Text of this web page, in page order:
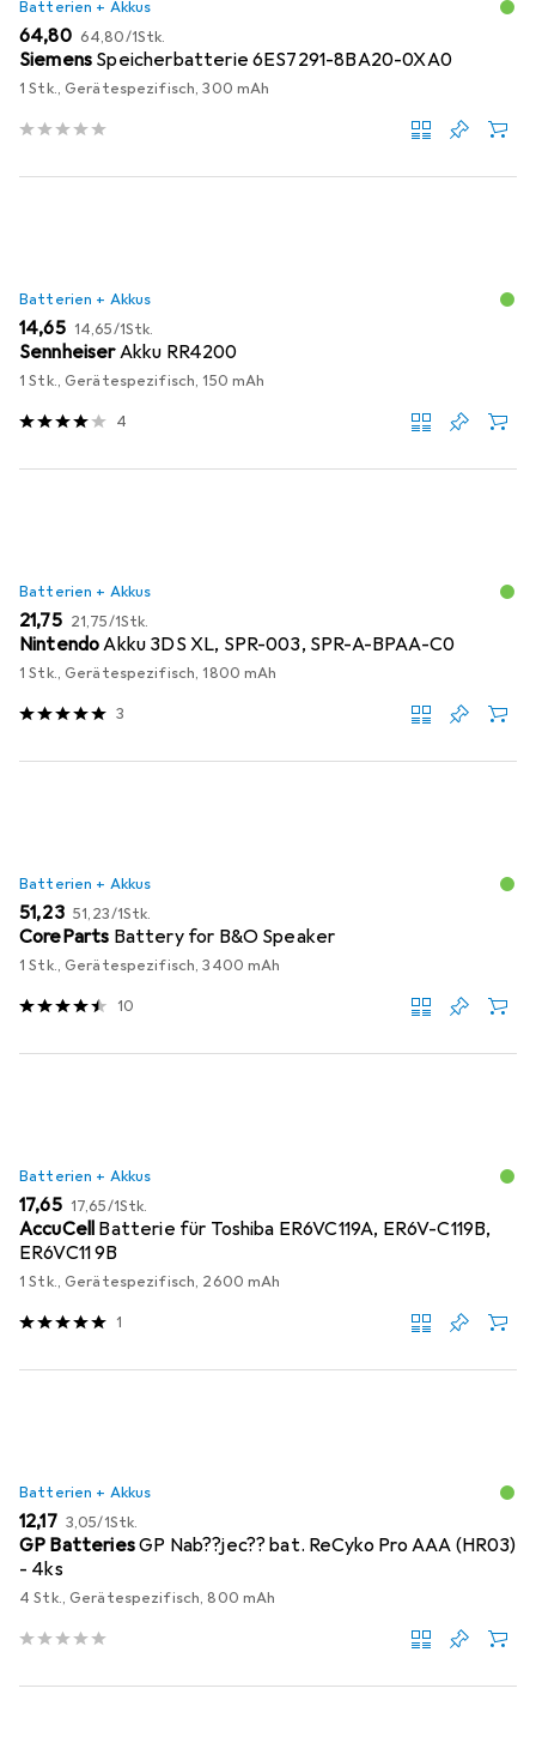
Batterien + Akkus
EUR
64,80 EUR
64,80/1Stk.
Siemens Speicherbatterie 6ES7291-8BA20-0XA0
1 Stk., Gerätespezifisch, 300 mAh
Batterien + Akkus
EUR
14,65 EUR
14,65/1Stk.
SennheiserAkku RR4200
1 Stk., Gerätespezifisch, 150 mAh
4
Batterien + Akkus
EUR
21,75 EUR
21,75/1Stk.
NintendoAkku 3DS XL, SPR-003, SPR-A-BPAA-C0
1 Stk., Gerätespezifisch, 1800 mAh
3
Batterien + Akkus
EUR
51,23 EUR
51,23/1Stk.
CoreParts Battery for B&O Speaker
1 Stk., Gerätespezifisch, 3400 mAh
10
Batterien + Akkus
EUR
17,65 EUR
17,65/1Stk.
AccuCell Batterie für Toshiba ER6VC119A, ER6V-C119B,
ER6VC11 9B
1 Stk., Gerätespezifisch, 2600 mAh
1
Batterien + Akkus
EUR
12,17 EUR
3,05/1Stk.
GP BatteriesGP Nab??jec?? bat. ReCyko Pro AAA (HR03)
- 4ks
4 Stk., Gerätespezifisch, 800 mAh